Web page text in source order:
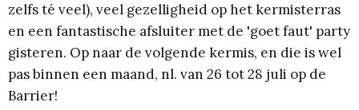
zelfs té veel), veel gezelligheid op het kermisterras
en een fantastische afsluiter met de 'goet faut' party
gisteren. Op naar de volgende kermis, en die is wel
pas binnen een maand, nl. van 26 tot 28 juli op de
Barrier!